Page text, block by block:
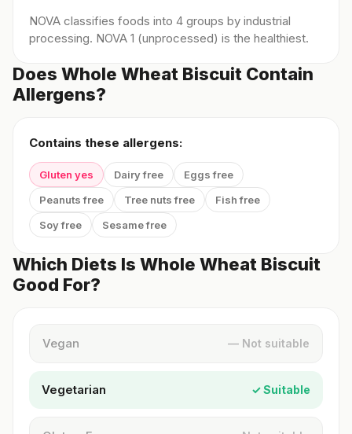
NOVA classifies foods into 4 groups by industrial
processing. NOVA 1 (unprocessed) is the healthiest.
Does Whole Wheat Biscuit Contain
Allergens?
Contains these allergens:
Gluten yes Dairy free
Eggs free
Peanuts free
Tree nuts free
Fish free
Soy free
Sesame free
Which Diets Is Whole Wheat Biscuit
Good For?
Vegan — Not suitable
Vegetarian ✓ Suitable